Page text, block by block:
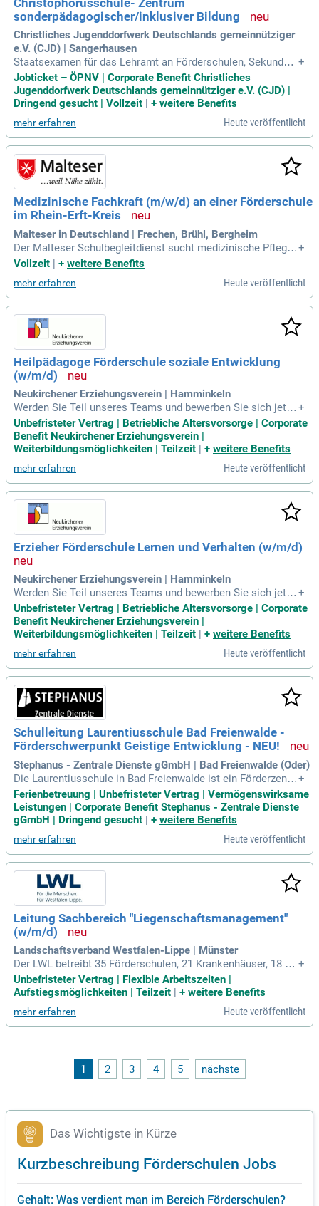
Christophorusschule- Zentrum
sonderpädagogischer/inklusiver Bildung
Christliches Jugenddorfwerk Deutschlands gemeinnütziger
e.V. (CJD) | Sangerhausen
Staatsexamen für das Lehramt an Förderschulen, Sekundars
chulen oder; Abgeschlossenes Hochschulstudium mit Mast
erabschluss für den Direkt-oder Seiteneinstieg oder vergleic
hbare Qualifikation; Freude an der Arbeit mit Kindern und Ju
+
Jobticket – ÖPNV | Corporate Benefit Christliches
Jugenddorfwerk Deutschlands gemeinnütziger e.V. (CJD) |
Dringend gesucht | Vollzeit
+ weitere Benefits
mehr erfahren Heute veröffentlicht
Medizinische Fachkraft (m/w/d) an einer Förderschule
im Rhein-Erft-Kreis
Malteser in Deutschland | Frechen, Brühl, Bergheim
Der Malteser Schulbegleitdienst sucht medizinische Pflegef
achkräfte (m/w/d) zur Unterstützung von Schülern (m/w/d)
ulen mit dem Förderschwerpunkt Geistige Entwicklung im R
hein-Erft-Kreis (Bergheim
+
Vollzeit | + weitere Benefits
mehr erfahren Heute veröffentlicht
Heilpädagoge Förderschule soziale Entwicklung
(w/m/d)
Neukirchener Erziehungsverein | Hamminkeln
Werden Sie Teil unseres Teams und bewerben Sie sich jetzt
als pädagogische Fachkraft (w/m/d) für eine unbefristete Te
ilzeitstelle mit 30 Stunden/Woche: Die Wilhelmine-Bräm-Sc
hule ist eine staatlich genehmigte private Förderschule mit
den Förderschwerpunkten
+
Unbefristeter Vertrag | Betriebliche Altersvorsorge | Corporate
Benefit Neukirchener Erziehungsverein |
Weiterbildungsmöglichkeiten | Teilzeit | + weitere Benefits
mehr erfahren Heute veröffentlicht
Erzieher Förderschule Lernen und Verhalten (w/m/d)
Neukirchener Erziehungsverein | Hamminkeln
Werden Sie Teil unseres Teams und bewerben Sie sich jetzt
als pädagogische Fachkraft (w/m/d) für eine unbefristete Te
ilzeitstelle mit 30 Stunden/Woche: Die Wilhelmine-Bräm-Sc
hule ist eine staatlich genehmigte private Förderschule mit
+
Unbefristeter Vertrag | Betriebliche Altersvorsorge | Corporate
Benefit Neukirchener Erziehungsverein |
Weiterbildungsmöglichkeiten | Teilzeit
+ weitere Benefits
mehr erfahren Heute veröffentlicht
Schulleitung Laurentiusschule Bad Freienwalde -
Förderschwerpunkt Geistige Entwicklung - NEU!
Stephanus - Zentrale Dienste gGmbH | Bad Freienwalde (Oder)
Die Laurentiusschule in Bad Freienwalde ist ein Förderzentr
um im Ganztagsbetrieb und steht auf einem klaren Fundame
nt: Wir glauben, dass jeder Mensch einzigartig ist und von G
ottes Liebe getragen wird.
+
Ferienbetreuung | Unbefristeter Vertrag | Vermögenswirksame
Leistungen | Corporate Benefit Stephanus - Zentrale Dienste
gGmbH | Dringend gesucht | + weitere Benefits
mehr erfahren Heute veröffentlicht
Leitung Sachbereich "Liegenschaftsmanagement"
(w/m/d)
Landschaftsverband Westfalen-Lippe | Münster
Der LWL betreibt 35 Förderschulen, 21 Krankenhäuser, 18 M
useen, zwei Besucherzentren und ist einer der größten deuts
chen Hilfezahler für Menschen mit Behinderung.
+
Unbefristeter Vertrag | Flexible Arbeitszeiten |
Aufstiegsmöglichkeiten | Teilzeit | + weitere Benefits
mehr erfahren Heute veröffentlicht
1 2 3 4 5 nächste
Das Wichtigste in Kürze
Kurzbeschreibung Förderschulen Jobs
Gehalt: Was verdient man im Bereich Förderschulen?